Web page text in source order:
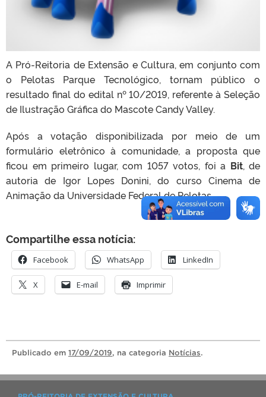
A Pró-Reitoria de Extensão e Cultura, em conjunto com
o Pelotas Parque Tecnológico, tornam público o
resultado final do edital nº 10/2019, referente à Seleção
de Ilustração Gráfica do Mascote Candy Valley.
Após a votação disponibilizada por meio de um
formulário eletrônico à comunidade, a proposta que
ficou em primeiro lugar, com 1057 votos, foi a Bit, de
autoria de Igor Lopes Donini, do curso Cinema de
Animação da Universidade Federal de Pelotas.
Compartilhe essa notícia:
Facebook WhatsApp LinkedIn
X E-mail Imprimir
Publicado em 17/09/2019, na categoria Notícias.